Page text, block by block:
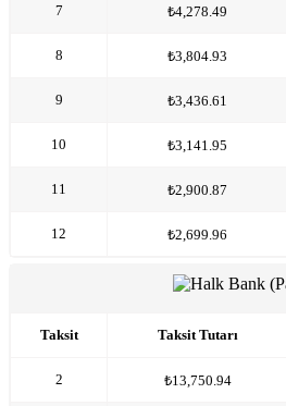
7 ₺4,278.49
8 ₺3,804.93
9 ₺3,436.61
10 ₺3,141.95
11 ₺2,900.87
12 ₺2,699.96
Taksit Taksit Tutarı
2 ₺13,750.94